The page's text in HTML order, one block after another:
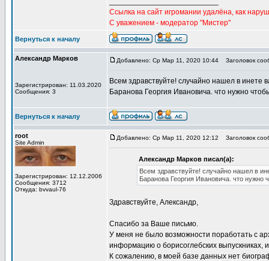
Ссылка на сайт игромании удалёна, как
С уважением - модератор "Мистер"
Вернуться к началу
Александр Марков
Зарегистрирован: 11.03.2020
Сообщения: 3
Добавлено: Ср Мар 11, 2020 10:44 Заголовок
Всем здравствуйте! случайно нашел в инете
Баранова Георгия Ивановича. что нужно
Вернуться к началу
root
Site Admin
Зарегистрирован: 12.12.2006
Сообщения: 3712
Откуда: bvvaul-76
Добавлено: Ср Мар 11, 2020 12:12 Заголовок
Александр Марков писал(а):
Всем здравствуйте! случайно нашел в
Баранова Георгия Ивановича. что нужно
Здравствуйте, Александр,
Спасибо за Ваше письмо.
У меня не было возможности поработать с
информацию о борисоглебских выпускниках,
К сожалению, в моей базе данных нет